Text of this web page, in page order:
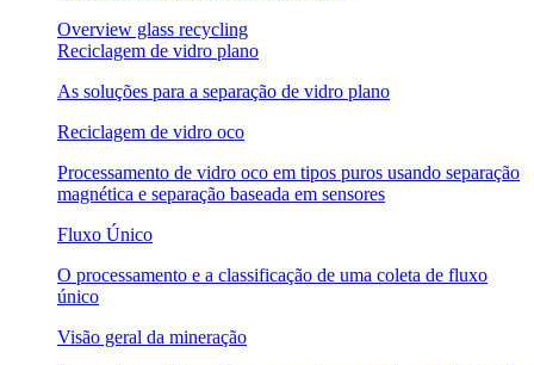
Overview glass recycling
Reciclagem de vidro plano
As soluções para a separação de vidro plano
Reciclagem de vidro oco
Processamento de vidro oco em tipos puros usando separação
magnética e separação baseada em sensores
Fluxo Único
O processamento e a classificação de uma coleta de fluxo
único
Visão geral da mineração